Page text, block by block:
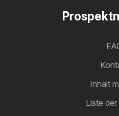
Inhalt
Liste